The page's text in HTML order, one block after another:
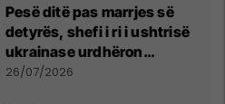
Pesë ditë pas marrjes së
detyrës, shefi i ri i ushtrisë
ukrainase urdhëron
kontroll të madh
26/07/2026